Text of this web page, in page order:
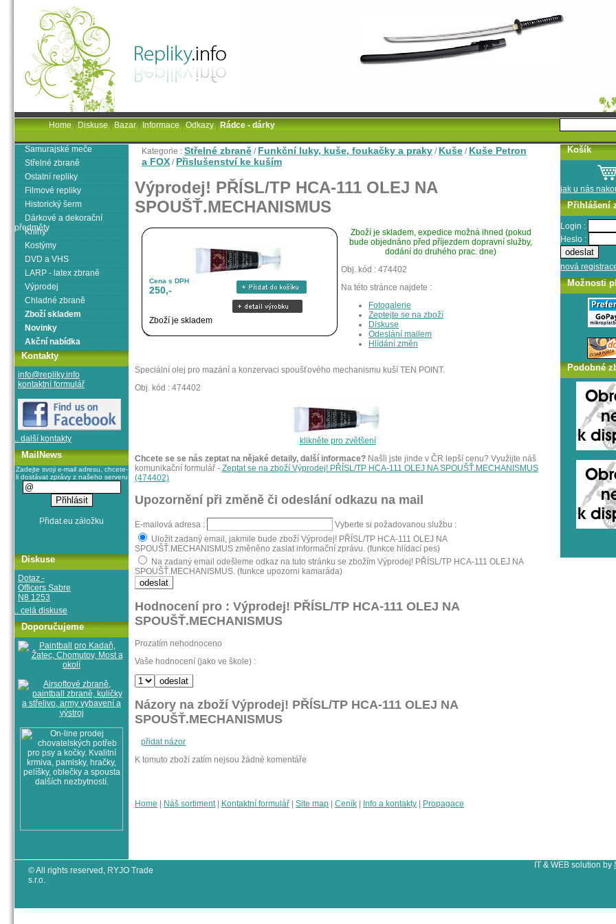
Kategorie : Střelné zbraně / Funkční luky, kuše, foukačky a praky / Kuše / Kuše Petron
a FOX / Přislušenství ke kuším
Výprodej! PŘÍSL/TP HCA-111 OLEJ NA
SPOUŠŤ.MECHANISMUS
Cena s DPH
250,-
Zboží je skladem
Zboží je skladem, expedice možná ihned (pokud
bude objednáno před příjezdem dopravní služby,
dodání do druhého prac. dne)
Obj. kód : 474402
Na této stránce najdete :
Fotogalerie
Zeptejte se na zboží
Diskuse
Odeslání mailem
Hlídání změn
Speciální olej pro mazání a konzervaci spoušťového mechanismu kuší TEN POINT.
Obj. kód : 474402
klikněte pro zvětšení
Chcete se se nás zeptat na nějaké detaily, další informace? Našli jste jinde v ČR lepší cenu? Využijte náš
komunikační formulář - Zeptat se na zboží Výprodej! PŘÍSL/TP HCA-111 OLEJ NA SPOUŠŤ.MECHANISMUS
(474402)
Upozornění při změně či odeslání odkazu na mail
E-mailová adresa :
Vyberte si požadovanou službu :
Uložit zadaný email, jakmile bude zboží Výprodej! PŘÍSL/TP HCA-111 OLEJ NA
SPOUŠŤ.MECHANISMUS změněno zaslat informační zprávu. (funkce hlídací pes)
Na zadaný email odešleme odkaz na tuto stránku se zbožím Výprodej! PŘÍSL/TP HCA-111 OLEJ NA
SPOUŠŤ.MECHANISMUS. (funkce upozorni kamaráda)
Hodnocení pro : Výprodej! PŘÍSL/TP HCA-111 OLEJ NA
SPOUŠŤ.MECHANISMUS
Prozatím nehodnoceno
Vaše hodnocení (jako ve škole) :
Názory na zboží Výprodej! PŘÍSL/TP HCA-111 OLEJ NA
SPOUŠŤ.MECHANISMUS
přidat názor
K tomuto zboží zatím nejsou žádné komentáře
Home | Náš sortiment | Kontaktní formulář | Site map | Ceník | Info a kontakty | Propagace
Samurajské meče
Střelné zbraně
Ostatní repliky
Filmové repliky
Historický šerm
Dárkové a dekorační
předměty
Knihy
Kostýmy
DVD a VHS
LARP - latex zbraně
Výprodej
Chladné zbraně
Zboží skladem
Novinky
Akční nabídka
Kontakty
info@repliky.info
kontaktní formulář
.. další kontakty
MailNews
Zadejte svoji e-mail adresu, chcete-
li dostávat zprávy z našeho serveru
Diskuse
Dotaz -
Officers Sabre
N8 1253
.. celá diskuse
Doporučujeme
Košík
jak u nás
Přihlášení
Login :
Heslo :
nová
Možnosti
Podobné
Home|Diskuse|Bazar|Informace|Odkazy|Rádce - dárky
© All rights reserved, RYJO Trade
s.r.o.
IT & WEB solution by